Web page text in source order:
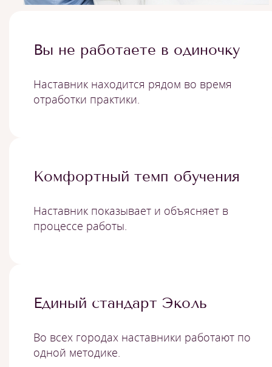
Вы не работаете в одиночку
Наставник находится рядом во время
отработки практики.
Комфортный темп обучения
Наставник показывает и объясняет в
процессе работы.
Единый стандарт Эколь
Во всех городах наставники работают по
одной методике.